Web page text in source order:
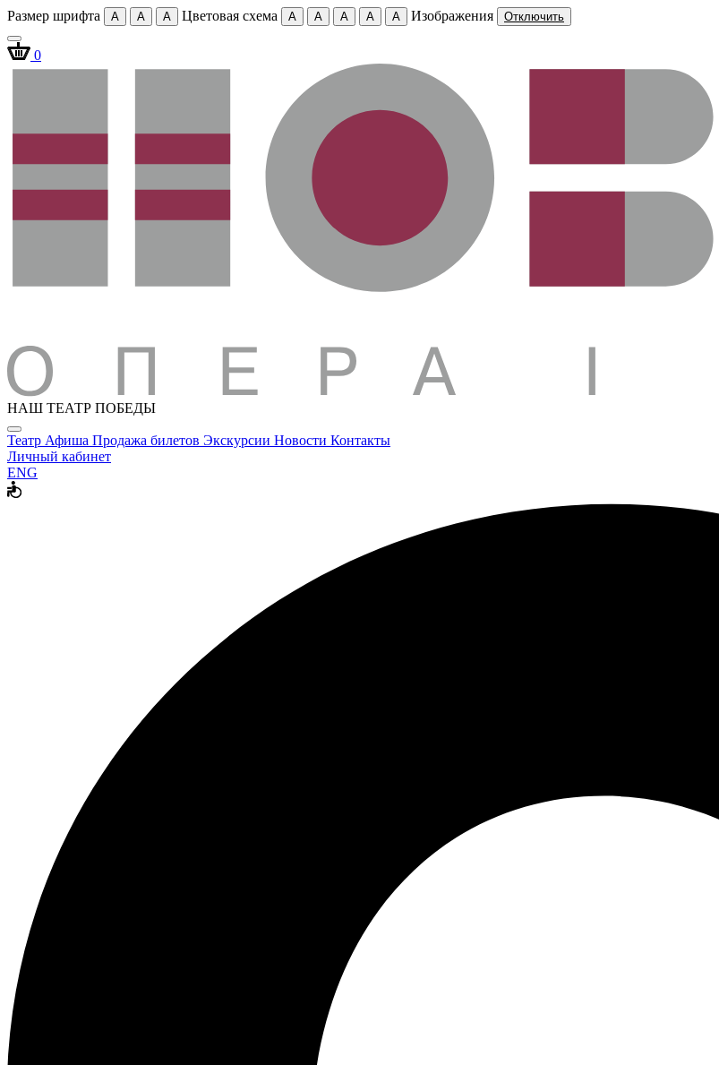
Размер шрифта A A A Цветовая схема A A A A A Изображения Отключить
0
НАШ ТЕАТР ПОБЕДЫ
Театр Афиша Продажа билетов Экскурсии Новости Контакты
Личный кабинет
ENG